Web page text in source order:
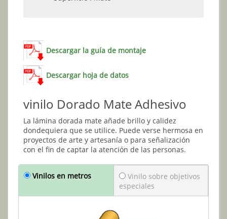
Descargar la guía de montaje
Descargar hoja de datos
vinilo Dorado Mate Adhesivo
La lámina dorada mate añade brillo y calidez
dondequiera que se utilice. Puede verse hermosa en
proyectos de arte y artesanía o para señalización
con el fin de captar la atención de las personas.
Vinilos en metros
Vinilo sobre objetivos
especiales